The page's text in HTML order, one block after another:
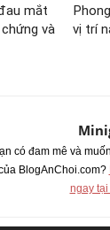
mắt
và
vị trí
có đam mê và
BlogAnChoi.com?
ngay